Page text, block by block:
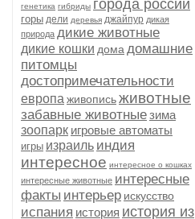
генетика гибриды города россии
горы дели деревья джайпур дикая
природа дикие животные
дикие кошки дома домашние
питомцы
достопримечательности
европа живописьживотные
забавные животныезима
зоопарк игровые автоматы
игры израиль индия
интересное интересное о кошках
интересные животные интересные
факты интерьер искусство
испания история история из